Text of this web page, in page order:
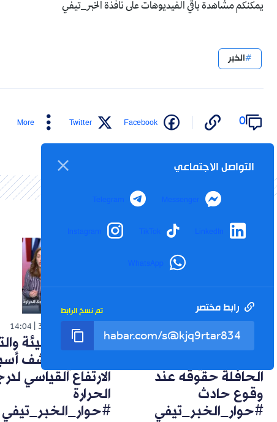
يمكنكم مشاهدة باقي الفيديوهات على نافذة الخبر_تيفي
الخبر
0
Facebook
Twitter
More
التواصل الاجتماعي
Messenger
Telegram
LinkedIn
TikTok
Instagram
WhatsApp
رابط مختصر تم نسخ الرابط
شورت
تعويضات وضمانات..
الحافلة حقوقه عند
وقوع حادث
#حوار_الخبر_تيفي
شورت 30-07-2026
14:04
خبيرة في البيئة
المناخي تكشف
الارتفاع القياسي
الحرارة
#حوار_الخبر_تيفي